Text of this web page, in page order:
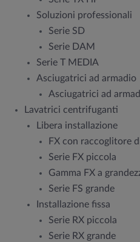
Soluzioni professionali
Serie SD
Serie DAM
Serie T MEDIA
Asciugatrici ad armadio
Asciugatrici ad
Lavatrici centrifuganti
Libera installazione
FX con raccoglitore
Serie FX piccola
Gamma FX a
Serie FS grande
Installazione fissa
Serie RX piccola
Serie RX grande